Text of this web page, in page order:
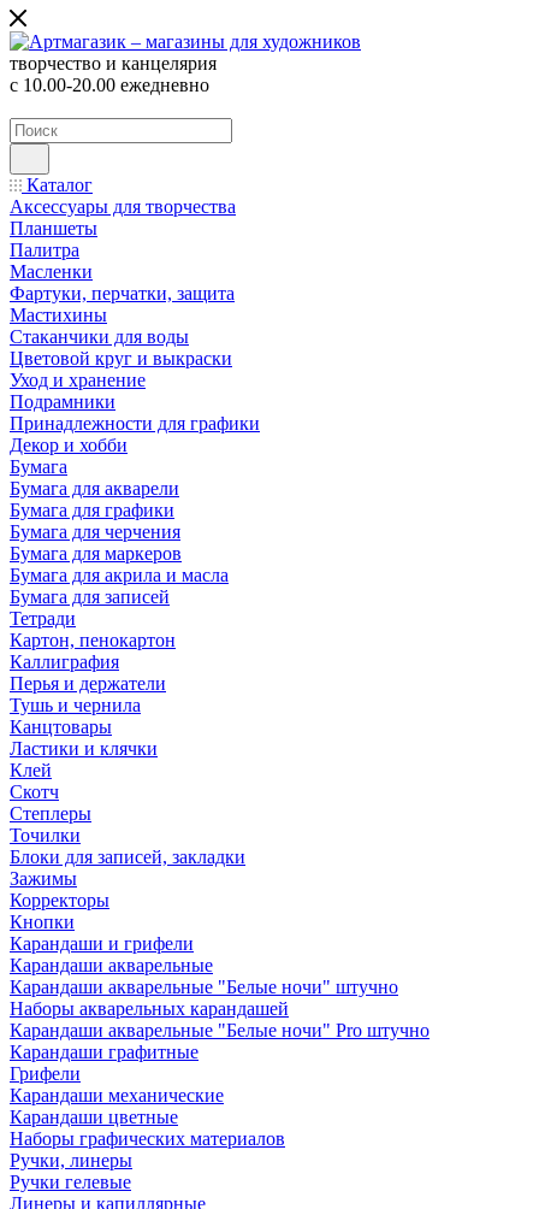
творчество и канцелярия
с 10.00-20.00 ежедневно
Каталог
Аксессуары для творчества
Планшеты
Палитра
Масленки
Фартуки, перчатки, защита
Мастихины
Стаканчики для воды
Цветовой круг и выкраски
Уход и хранение
Подрамники
Принадлежности для графики
Декор и хобби
Бумага
Бумага для акварели
Бумага для графики
Бумага для черчения
Бумага для маркеров
Бумага для акрила и масла
Бумага для записей
Тетради
Картон, пенокартон
Каллиграфия
Перья и держатели
Тушь и чернила
Канцтовары
Ластики и клячки
Клей
Скотч
Степлеры
Точилки
Блоки для записей, закладки
Зажимы
Корректоры
Кнопки
Карандаши и грифели
Карандаши акварельные
Карандаши акварельные "Белые ночи" штучно
Наборы акварельных карандашей
Карандаши акварельные "Белые ночи" Pro штучно
Карандаши графитные
Грифели
Карандаши механические
Карандаши цветные
Наборы графических материалов
Ручки, линеры
Ручки гелевые
Линеры и капиллярные